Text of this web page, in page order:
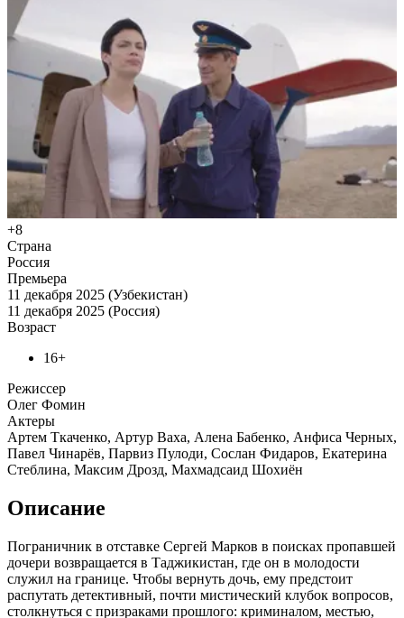
+8
Страна
Россия
Премьера
11 декабря 2025 (Узбекистан)
11 декабря 2025 (Россия)
Возраст
16+
Режиссер
Олег Фомин
Актеры
Артем Ткаченко, Артур Ваха, Алена Бабенко, Анфиса Черных,
Павел Чинарёв, Парвиз Пулоди, Сослан Фидаров, Екатерина
Стеблина, Максим Дрозд, Махмадсаид Шохиён
Описание
Пограничник в отставке Сергей Марков в поисках пропавшей
дочери возвращается в Таджикистан, где он в молодости
служил на границе. Чтобы вернуть дочь, ему предстоит
распутать детективный, почти мистический клубок вопросов,
столкнуться с призраками прошлого: криминалом, местью,